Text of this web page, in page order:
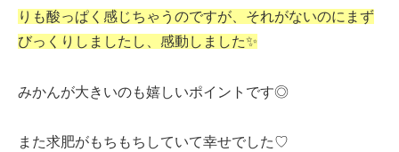
りも酸っぱく感じちゃうのですが、それがないのにまず
びっくりしましたし、感動しました✨
みかんが大きいのも嬉しいポイントです◎
また求肥がもちもちしていて幸せでした♡